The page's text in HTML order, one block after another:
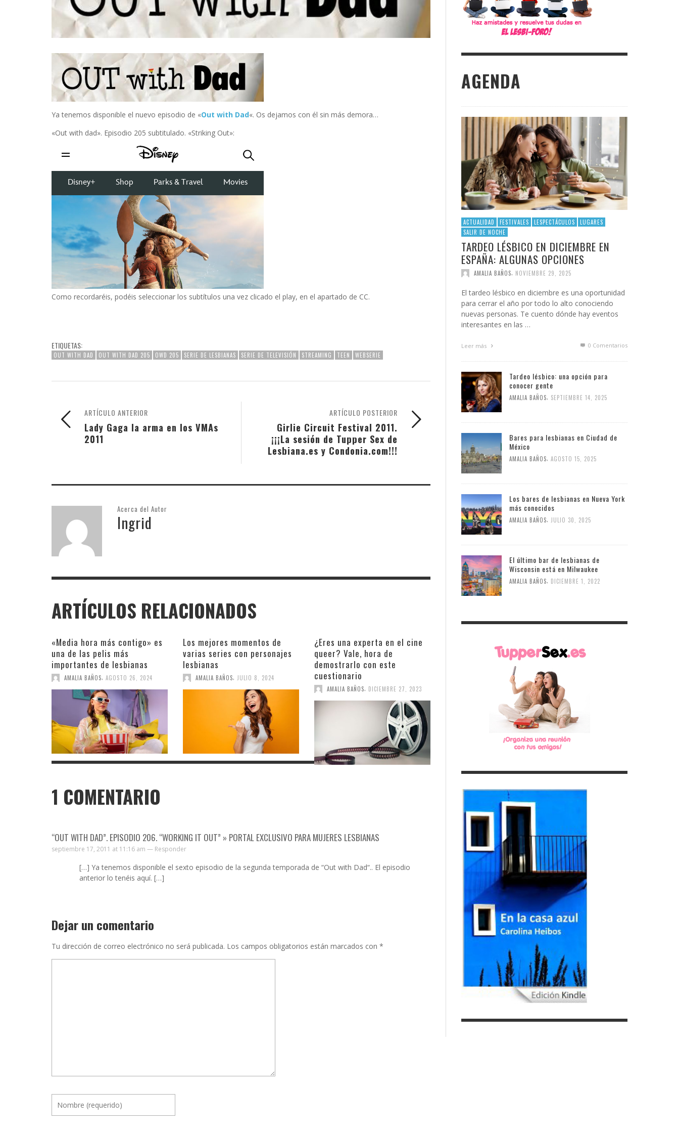
INFIELES
Ya tenemos disponible el nuevo episodio de «Out with Dad«. Os dejamos con él sin más demora…
«Out with dad». Episodio 205 subtitulado. «Striking Out»:
Como recordaréis, podéis seleccionar los subtítulos una vez clicado el play, en el apartado de CC.
ETIQUETAS:
OUT WITH DAD OUT WITH DAD 205 OWD 205 SERIE DE LESBIANAS SERIE DE TELEVISIÓN STREAMING TEEN WEBSERIE
ARTÍCULO POSTERIOR
Girlie Circuit Festival 2011.
¡¡¡La sesión de Tupper Sex de
Lesbiana.es y Condonia.com!!!
ARTÍCULO ANTERIOR
Lady Gaga la arma en los VMAs
2011
Acerca del Autor
Ingrid
ARTÍCULOS RELACIONADOS
«Media hora más contigo» es
una de las pelis más
importantes de lesbianas
AMALIA BAÑOS AGOSTO 26, 2024
Los mejores momentos de
varias series con personajes
lesbianas
AMALIA BAÑOS JULIO 8, 2024
¿Eres una experta en el cine
queer? Vale, hora de
demostrarlo con este
cuestionario
AMALIA BAÑOS DICIEMBRE 27, 2023
1 COMENTARIO
“OUT WITH DAD”. EPISODIO 206. “WORKING IT OUT” » PORTAL EXCLUSIVO PARA MUJERES LESBIANAS
septiembre 17, 2011 at 11:16 am — Responder
[…] Ya tenemos disponible el sexto episodio de la segunda temporada de “Out with Dad“.. El episodio
anterior lo tenéis aquí. […]
Dejar un comentario
Tu dirección de correo electrónico no será publicada. Los campos obligatorios están marcados con *
AGENDA
ACTUALIDAD FESTIVALES LESPECTÁCULOS
LUGARES
SALIR DE NOCHE
TARDEO LÉSBICO EN DICIEMBRE EN
ESPAÑA: ALGUNAS OPCIONES
AMALIA BAÑOS, NOVIEMBRE 29, 2025
El tardeo lésbico en diciembre es una oportunidad
para cerrar el año por todo lo alto conociendo
nuevas personas. Te cuento dónde hay eventos
interesantes en las …
Leer más 0 Comentarios
Tardeo lésbico: una opción para
conocer gente
AMALIA BAÑOS SEPTIEMBRE 14, 2025
Bares para lesbianas en Ciudad de
México
AMALIA BAÑOS AGOSTO 15, 2025
Los bares de lesbianas en Nueva York
más conocidos
AMALIA BAÑOS JULIO 30, 2025
El último bar de lesbianas de
Wisconsin está en Milwaukee
AMALIA BAÑOS DICIEMBRE 1, 2022